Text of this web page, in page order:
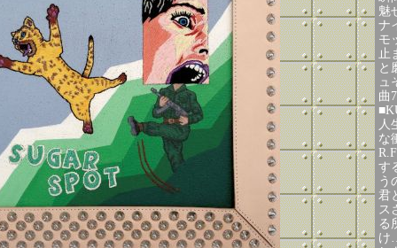
魅
ナ
モ
止
と
ュ
曲
人
な
す
う
君
ス
る
け